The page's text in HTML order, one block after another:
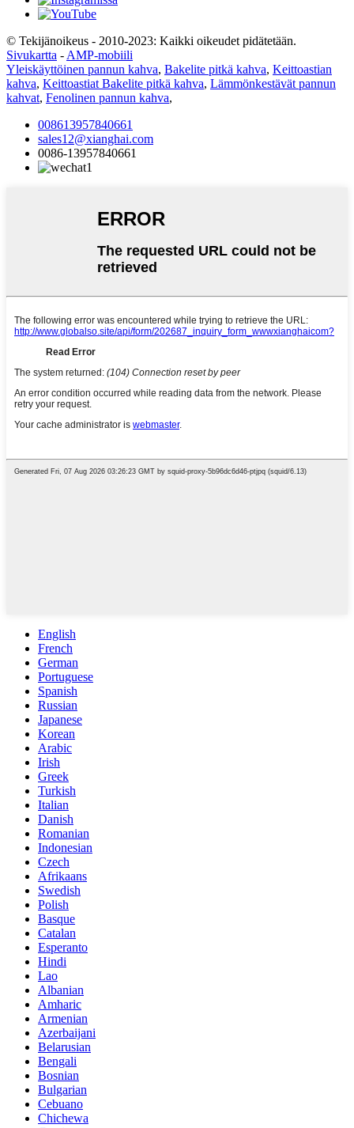
© Tekijänoikeus - 2010-2023: Kaikki oikeudet pidätetään.
Sivukartta - AMP-mobiili
Yleiskäyttöinen pannun kahva, Bakelite pitkä kahva, Keittoastian
kahva, Keittoastiat Bakelite pitkä kahva, Lämmönkestävät pannun
kahvat, Fenolinen pannun kahva,
008613957840661
sales12@xianghai.com
0086-13957840661
English
French
German
Portuguese
Spanish
Russian
Japanese
Korean
Arabic
Irish
Greek
Turkish
Italian
Danish
Romanian
Indonesian
Czech
Afrikaans
Swedish
Polish
Basque
Catalan
Esperanto
Hindi
Lao
Albanian
Amharic
Armenian
Azerbaijani
Belarusian
Bengali
Bosnian
Bulgarian
Cebuano
Chichewa